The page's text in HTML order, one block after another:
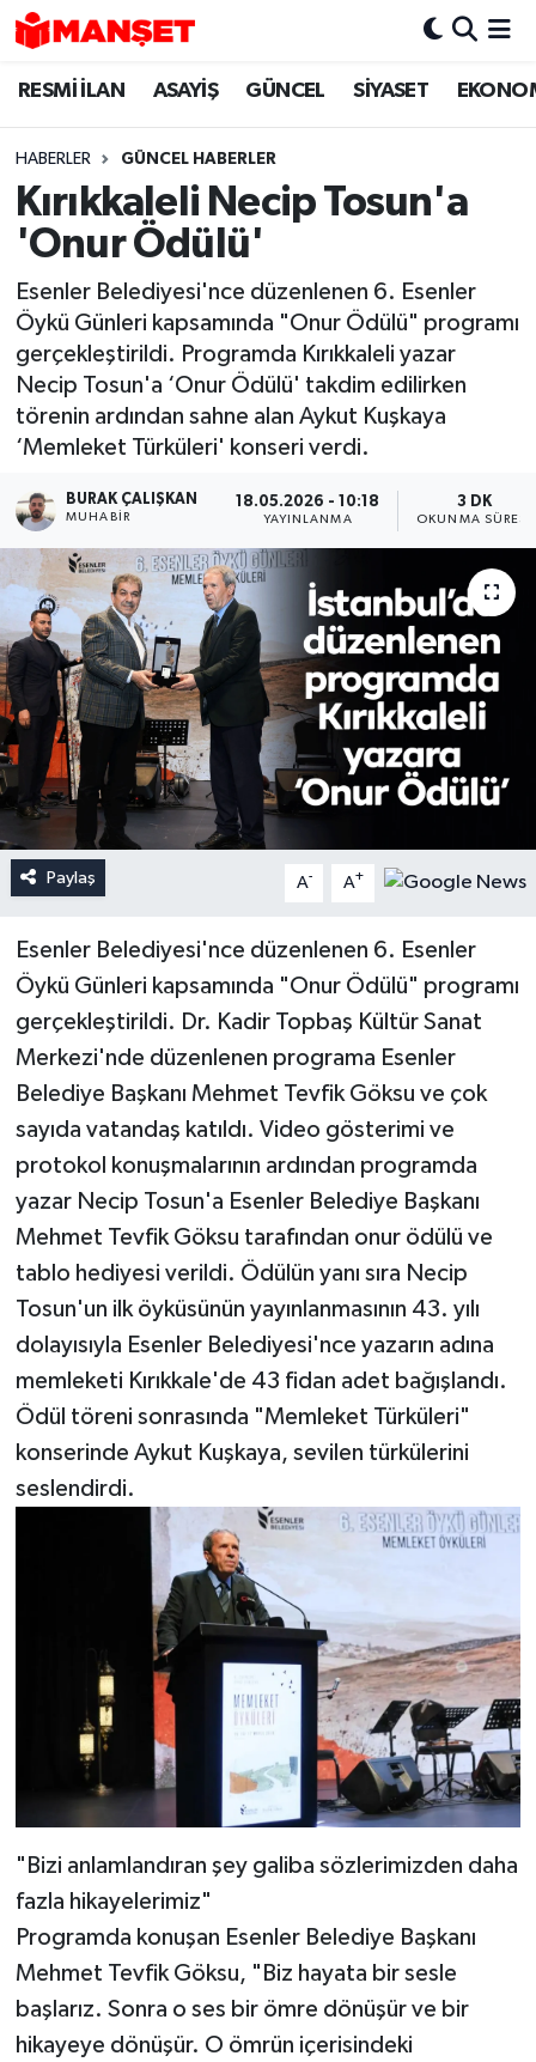
RESMİ İLAN ASAYİŞ GÜNCEL SİYASET
HABERLER GÜNCEL HABERLER
Kırıkkaleli Necip Tosun'a
'Onur Ödülü'
Esenler Belediyesi'nce düzenlenen 6. Esenler
Öykü Günleri kapsamında "Onur Ödülü" programı
gerçekleştirildi. Programda Kırıkkaleli yazar
Necip Tosun'a ‘Onur Ödülü' takdim edilirken
törenin ardından sahne alan Aykut Kuşkaya
‘Memleket Türküleri' konseri verdi.
BURAK ÇALIŞKAN
MUHABIR
18.05.2026 - 10:18
YAYINLANMA
3 DK
OKUNMA SÜRESI
Paylaş A- A+
Esenler Belediyesi'nce düzenlenen 6. Esenler
Öykü Günleri kapsamında "Onur Ödülü" programı
gerçekleştirildi. Dr. Kadir Topbaş Kültür Sanat
Merkezi'nde düzenlenen programa Esenler
Belediye Başkanı Mehmet Tevfik Göksu ve çok
sayıda vatandaş katıldı. Video gösterimi ve
protokol konuşmalarının ardından programda
yazar Necip Tosun'a Esenler Belediye Başkanı
Mehmet Tevfik Göksu tarafından onur ödülü ve
tablo hediyesi verildi. Ödülün yanı sıra Necip
Tosun'un ilk öyküsünün yayınlanmasının 43. yılı
dolayısıyla Esenler Belediyesi'nce yazarın adına
memleketi Kırıkkale'de 43 fidan adet bağışlandı.
Ödül töreni sonrasında "Memleket Türküleri"
konserinde Aykut Kuşkaya, sevilen türkülerini
seslendirdi.
"Bizi anlamlandıran şey galiba sözlerimizden daha
fazla hikayelerimiz"
Programda konuşan Esenler Belediye Başkanı
Mehmet Tevfik Göksu, "Biz hayata bir sesle
başlarız. Sonra o ses bir ömre dönüşür ve bir
hikayeye dönüşür. O ömrün içerisindeki
Hava Durumu
Trafik Durumu
Süper Lig Puan Durumu ve Fikstür
Son Dakika Haberleri
Haber Arşivi